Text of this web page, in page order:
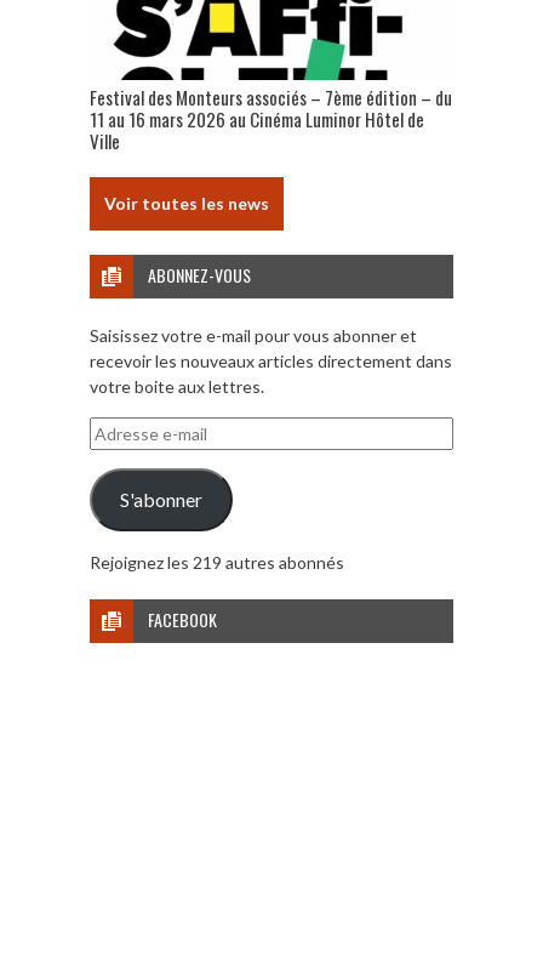
Festival des Monteurs associés – 7ème édition – du
11 au 16 mars 2026 au Cinéma Luminor Hôtel de
Ville
Voir toutes les news
ABONNEZ-VOUS
Saisissez votre e-mail pour vous abonner et
recevoir les nouveaux articles directement dans
votre boite aux lettres.
Adresse
e-
mail
S'abonner
Rejoignez les 219 autres abonnés
FACEBOOK